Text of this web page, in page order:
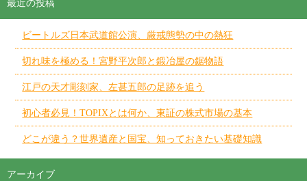
最近の投稿
ビートルズ日本武道館公演、厳戒態勢の中の熱狂
切れ味を極める！宮野平次郎と鍛冶屋の鋸物語
江戸の天才彫刻家、左甚五郎の足跡を追う
初心者必見！TOPIXとは何か、東証の株式市場の基本
どこが違う？世界遺産と国宝、知っておきたい基礎知識
アーカイブ